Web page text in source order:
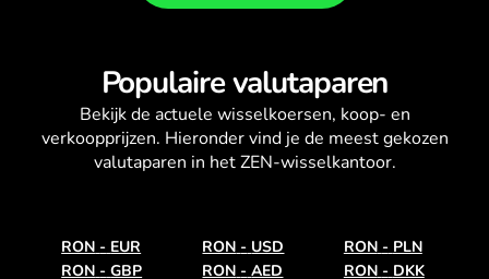
Populaire valutaparen
Bekijk de actuele wisselkoersen, koop- en
verkoopprijzen. Hieronder vind je de meest gekozen
valutaparen in het ZEN-wisselkantoor.
RON - EUR RON - USD RON - PLN
RON - GBP RON - AED RON - DKK